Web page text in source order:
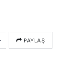
PAYLAŞ